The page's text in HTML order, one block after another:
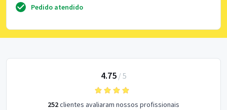
Pedido atendido
4.75/ 5
252clientes avaliaram nossos profissionais